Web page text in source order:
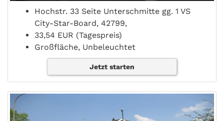
Hochstr. 33 Seite Unterschmitte gg. 1 VS
City-Star-Board, 42799,
33,54 EUR (Tagespreis)
Großfläche, Unbeleuchtet
Jetzt starten